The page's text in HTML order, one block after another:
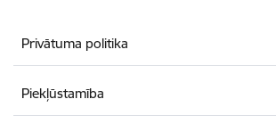
Privātuma politika
Piekļūstamība